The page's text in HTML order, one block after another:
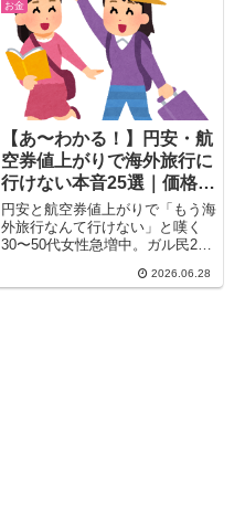
なくなった実態、年相応のこだわ
りまで。30〜50代女性のリアル
な声を25選でまとめ。
お金
【あ〜わかる！】円安・航
空券値上がりで海外旅行に
行けない本音25選｜価格比
較・節約術
円安と航空券値上がりで「もう海
外旅行なんて行けない」と嘆く
30〜50代女性急増中。ガル民25
差、節約して行く派のリアルな工
2026.06.28